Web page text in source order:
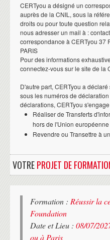
CERTyou a désigné un
auprès de la CNIL, sous la
droits ou pour toute question
nous adresser un mail à :
correspondance à CERTyou 37
PARIS
Pour des informations
connectez-vous sur le site de la
D'autre part, CERTyou a
sous les numéros de déclaration
déclarations, CERTyou
Réaliser de Transferts
hors de l'Union européenne
Revendre ou Transettre à
VOTREPROJET DE
Formation : Réussir la
Foundation
Date et Lieu : 08/07/
ou à Paris